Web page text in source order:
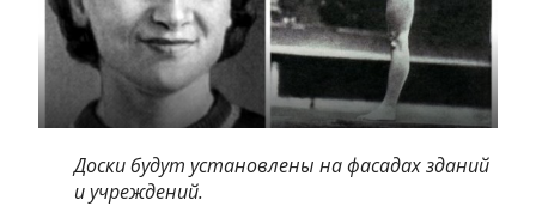
Доски будут установлены на фасадах зданий
и учреждений.